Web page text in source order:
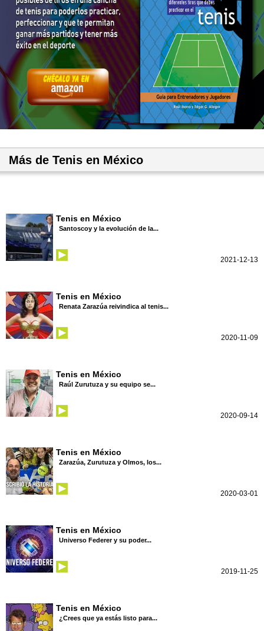
Más de Tenis en México
Tenis en México
Santoscoy y la evolución de la...
2021-12-13
Tenis en México
Renata Zarazúa reivindica al tenis...
2020-11-09
Tenis en México
Raúl Zurutuza y su equipo se...
2020-09-14
Tenis en México
Zarazúa, Zurutuza y Olmos, los...
2020-03-01
Tenis en México
Universo Federer y su poder...
2019-11-25
Tenis en México
¿Crees que ya estás listo para...